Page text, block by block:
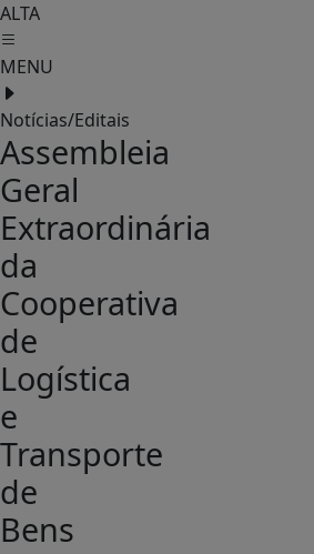
ALTA
MENU
Notícias/Editais
Assembleia
Geral
Extraordinária
da
Cooperativa
de
Logística
e
Transporte
de
Bens